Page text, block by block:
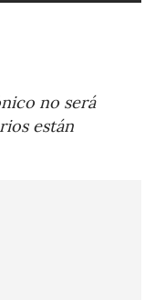
no será
están